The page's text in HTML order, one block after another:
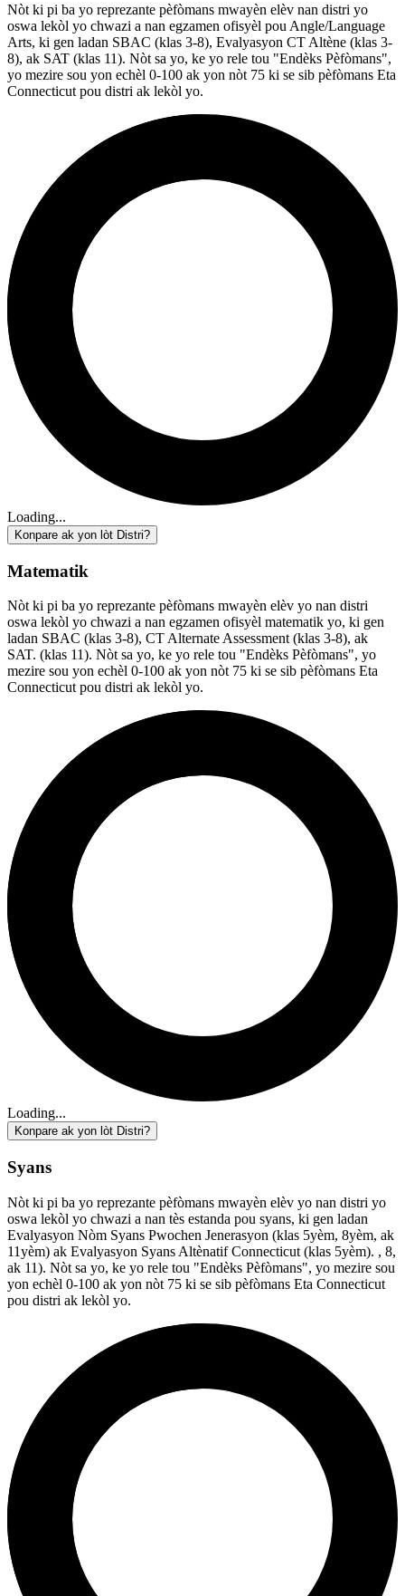
Nòt ki pi ba yo reprezante pèfòmans mwayèn elèv nan distri yo
oswa lekòl yo chwazi a nan egzamen ofisyèl pou Angle/Language
Arts, ki gen ladan SBAC (klas 3-8), Evalyasyon CT Altène (klas 3-
8), ak SAT (klas 11). Nòt sa yo, ke yo rele tou "Endèks Pèfòmans",
yo mezire sou yon echèl 0-100 ak yon nòt 75 ki se sib pèfòmans Eta
Connecticut pou distri ak lekòl yo.
Loading...
Konpare ak yon lòt Distri?
Matematik
Nòt ki pi ba yo reprezante pèfòmans mwayèn elèv yo nan distri
oswa lekòl yo chwazi a nan egzamen ofisyèl matematik yo, ki gen
ladan SBAC (klas 3-8), CT Alternate Assessment (klas 3-8), ak
SAT. (klas 11). Nòt sa yo, ke yo rele tou "Endèks Pèfòmans", yo
mezire sou yon echèl 0-100 ak yon nòt 75 ki se sib pèfòmans Eta
Connecticut pou distri ak lekòl yo.
Loading...
Konpare ak yon lòt Distri?
Syans
Nòt ki pi ba yo reprezante pèfòmans mwayèn elèv yo nan distri yo
oswa lekòl yo chwazi a nan tès estanda pou syans, ki gen ladan
Evalyasyon Nòm Syans Pwochen Jenerasyon (klas 5yèm, 8yèm, ak
11yèm) ak Evalyasyon Syans Altènatif Connecticut (klas 5yèm). , 8,
ak 11). Nòt sa yo, ke yo rele tou "Endèks Pèfòmans", yo mezire sou
yon echèl 0-100 ak yon nòt 75 ki se sib pèfòmans Eta Connecticut
pou distri ak lekòl yo.